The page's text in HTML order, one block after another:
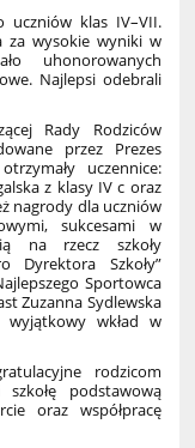
uczniów klas IV–VII.
za wysokie wyniki w
uhonorowanych
Najlepsi odebrali
Rady Rodziców
przez Prezes
uczennice:
z klasy IV c oraz
nagrody dla uczniów
sukcesami w
na rzecz szkoły
Dyrektora Szkoły”
Sportowca
Zuzanna Sydlewska
wkład w
rodzicom
podstawową
oraz współpracę